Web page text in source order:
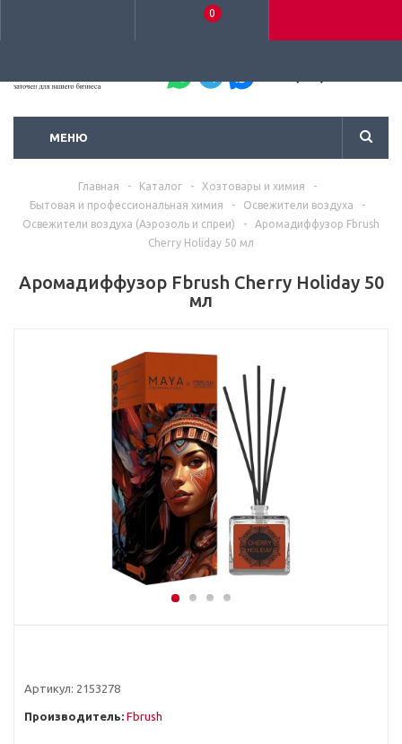
0
МЕНЮ
Главная - Каталог - Хозтовары и химия
-
Бытовая и профессиональная химия
- Освежители воздуха
-
Освежители воздуха (Аэрозоль и спреи)
-
Аромадиффузор Fbrush
Cherry Holiday 50 мл
Аромадиффузор Fbrush Cherry Holiday 50
мл
Артикул: 2153278
Производитель: Fbrush